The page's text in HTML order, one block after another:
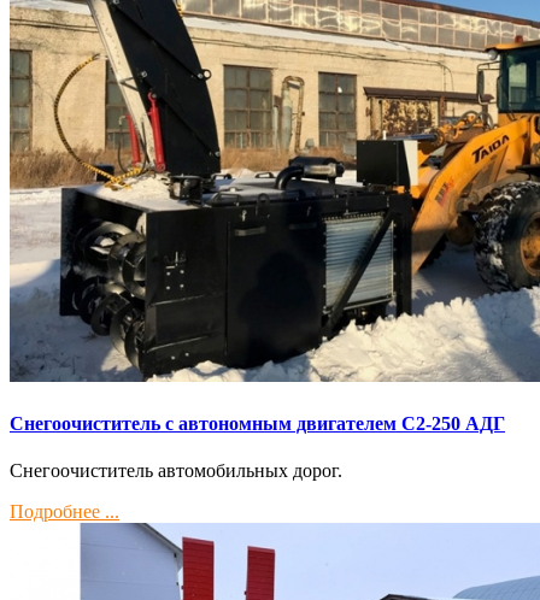
Снегоочиститель с автономным двигателем С2-250 АДГ
Снегоочиститель автомобильных дорог.
Подробнее ...